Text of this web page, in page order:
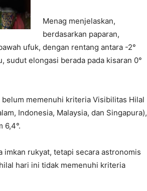
Menag menjelaskan,
berdasarkan paparan,
ufuk, dengan rentang antara -2°
sudut elongasi berada pada kisaran 0°
memenuhi kriteria Visibilitas Hilal
Indonesia, Malaysia, dan Singapura),
6,4°.
imkan rukyat, tetapi secara astronomis
hari ini tidak memenuhi kriteria